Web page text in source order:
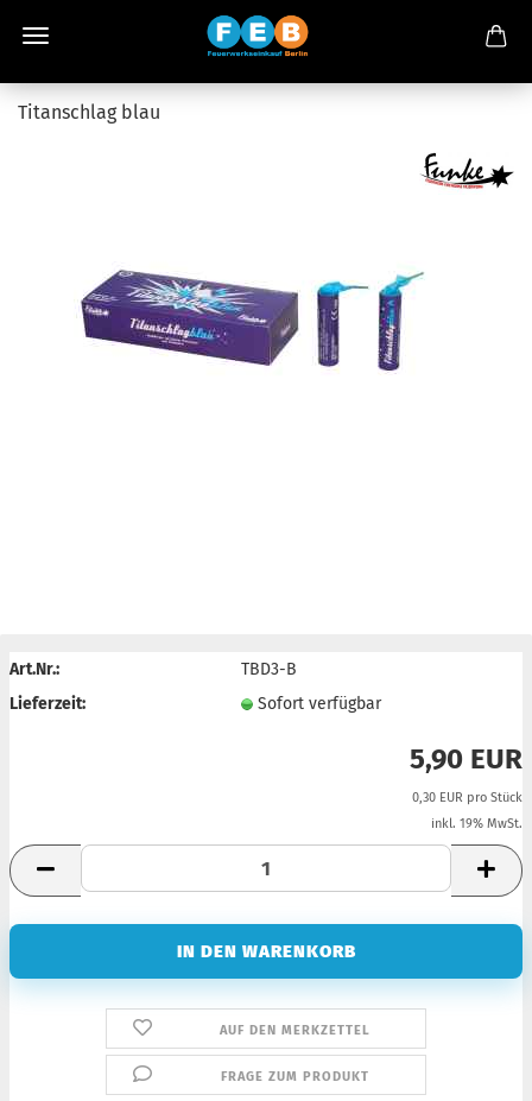
Titanschlag blau
Art.Nr.:
TBD3-B
Lieferzeit:
Sofort verfügbar
5,90 EUR
0,30 EUR pro Stück
inkl. 19% MwSt.
AUF DEN MERKZETTEL
FRAGE ZUM PRODUKT